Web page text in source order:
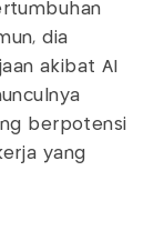
dia
akibat AI
berpotensi
yang